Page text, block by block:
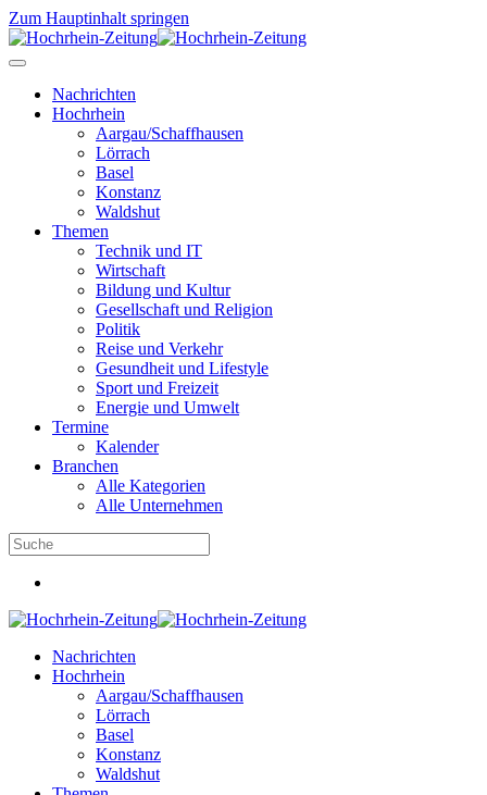
Zum Hauptinhalt springen
Nachrichten
Hochrhein
Aargau/Schaffhausen
Lörrach
Basel
Konstanz
Waldshut
Themen
Technik und IT
Wirtschaft
Bildung und Kultur
Gesellschaft und Religion
Politik
Reise und Verkehr
Gesundheit und Lifestyle
Sport und Freizeit
Energie und Umwelt
Termine
Kalender
Branchen
Alle Kategorien
Alle Unternehmen
Nachrichten
Hochrhein
Aargau/Schaffhausen
Lörrach
Basel
Konstanz
Waldshut